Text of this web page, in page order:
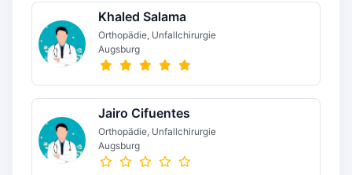
Khaled Salama
Orthopädie, Unfallchirurgie
Augsburg
Jairo Cifuentes
Orthopädie, Unfallchirurgie
Augsburg